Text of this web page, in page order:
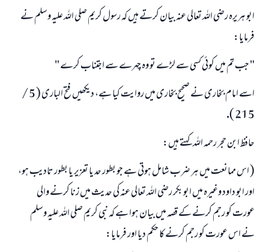
ابو ہريرہ رضى اللہ تعالى عنہ بيان كرتے ہيں كہ رسول كريم صلى اللہ عليہ وسلم نے
فرمايا:
" جب تم ميں كوئى كسى سے لڑے تو وہ چہرے سے اجتناب كرے "
اسے امام بخارى نے صحيح بخارى ميں روايت كيا ہے، ديكھيں فتح البارى ( 5 /
215 ).
حافظ ابن حجر رحمہ اللہ كہتے ہيں:
( اس ممانعت ميں ہر ضرب شامل ہوتى ہے جو بطور حد يا تعزير يا بطور تاديب ہو،
اور ابو داود وغيرہ ميں ابو بكر رضى اللہ تعالى عنہ كى حديث ميں زنا كرنے والى
عورت كو رجم كرنے كے قصہ ميں بيان ہوا ہے كہ نبى كريم صلى اللہ عليہ وسلم
نے اس عورت كو رجم كرنے كا حكم ديا اور فرمايا: